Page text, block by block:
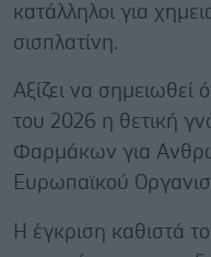
κατάλληλοι για
σισπλατίνη.
Αξίζει να σημειωθεί
του 2026 η θετική
Φαρμάκων για
Ευρωπαϊκού
Η έγκριση καθιστά